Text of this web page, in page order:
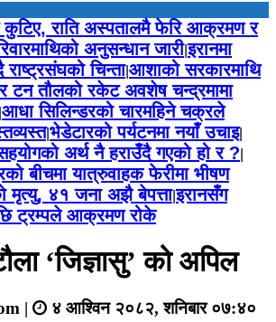
कुटिए, राति अस्पतालमै फेरि आक्रमण र
अनुसन्धान जारी|इरानमा
चिन्ता|आशाको सरकारमाथि
टन तौलको रकेट अवशेष चन्द्रमामा
आधा सिलिन्डरको चारमहिने चक्रले
|भेडेटारको पर्यटनमा नयाँ उचाइ|
अर्थ नै हराउँदै गएको हो र ?
बीचमा यात्रुवाहक फेरीमा भीषण
मृत्यु, ४१ जना अझै बेपत्ता|इरानसँग
ट्रम्पले आक्रमण रोके
‘जिज्ञासु’ को अपिल
| ४ आश्विन २०८२, शनिबार ०७:४०